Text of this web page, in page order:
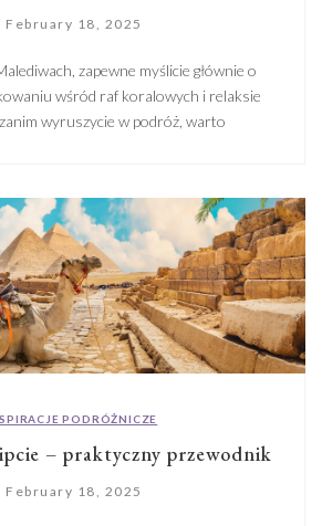
February 18, 2025
zapewne myślicie głównie o
wśród raf koralowych i relaksie
wyruszycie w podróż, warto
żadnych obowiązkowych szczepień
z kraju, gdzie […]
PODRÓŻNICZE
– praktyczny przewodnik
February 18, 2025